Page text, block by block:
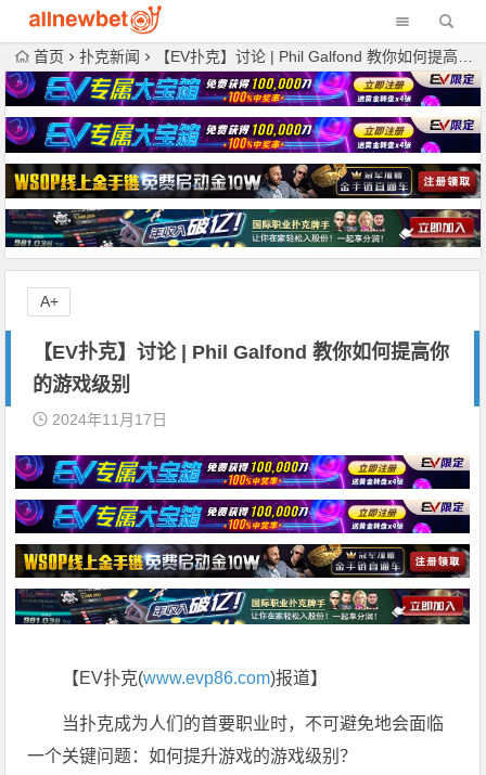
首页 扑克新闻 【EV扑克】讨论 | Phil Galfond 教你如何提高你的游戏级别
【EV扑克】讨论 | Phil Galfond 教你如何提高你
的游戏级别
2024年11月17日
【EV扑克(www.evp86.com)报道】
当扑克成为人们的首要职业时，不可避免地会面临
一个关键问题：如何提升游戏的游戏级别？
A+